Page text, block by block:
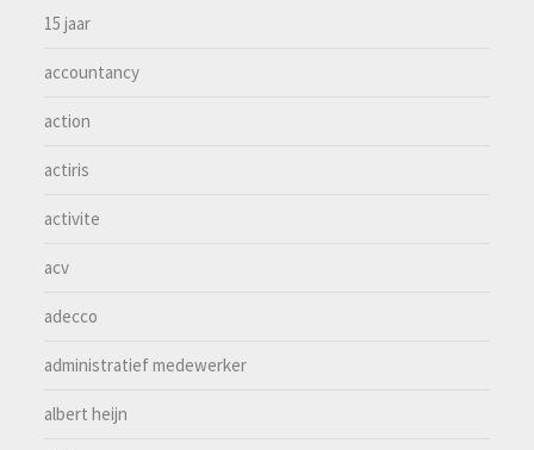
15 jaar
accountancy
action
actiris
activite
acv
adecco
administratief medewerker
albert heijn